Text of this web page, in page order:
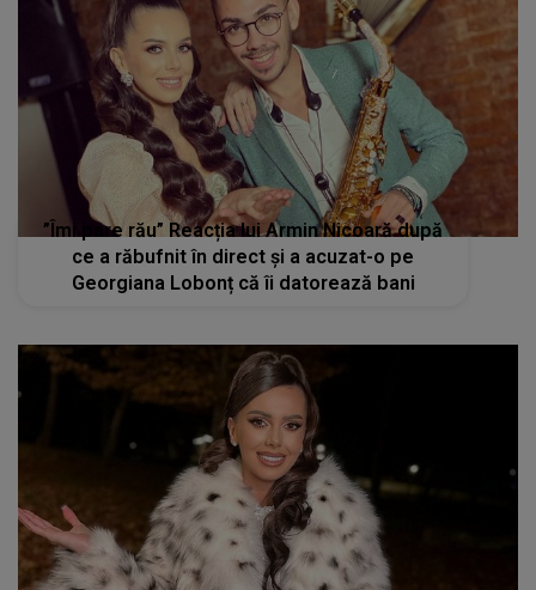
”Îmi pare rău” Reacția lui Armin Nicoară după
ce a răbufnit în direct și a acuzat-o pe
Georgiana Lobonț că îi datorează bani